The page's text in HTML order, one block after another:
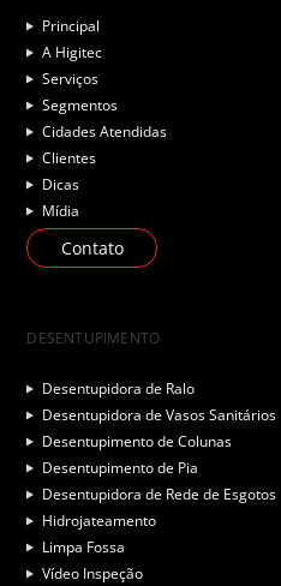
Principal
A Higitec
Serviços
Segmentos
Cidades Atendidas
Clientes
Dicas
Mídia
Contato
DESENTUPIMENTO
Desentupidora de Ralo
Desentupidora de Vasos Sanitários
Desentupimento de Colunas
Desentupimento de Pia
Desentupidora de Rede de Esgotos
Hidrojateamento
Limpa Fossa
Vídeo Inspeção